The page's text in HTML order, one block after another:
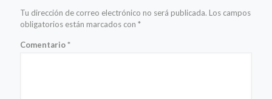
Tu dirección de correo electrónico no será publicada. Los campos
obligatorios están marcados con *
Comentario*